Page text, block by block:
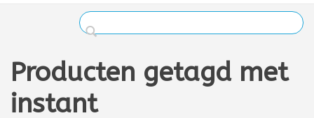
Verzorging
Producten getagd met
instant